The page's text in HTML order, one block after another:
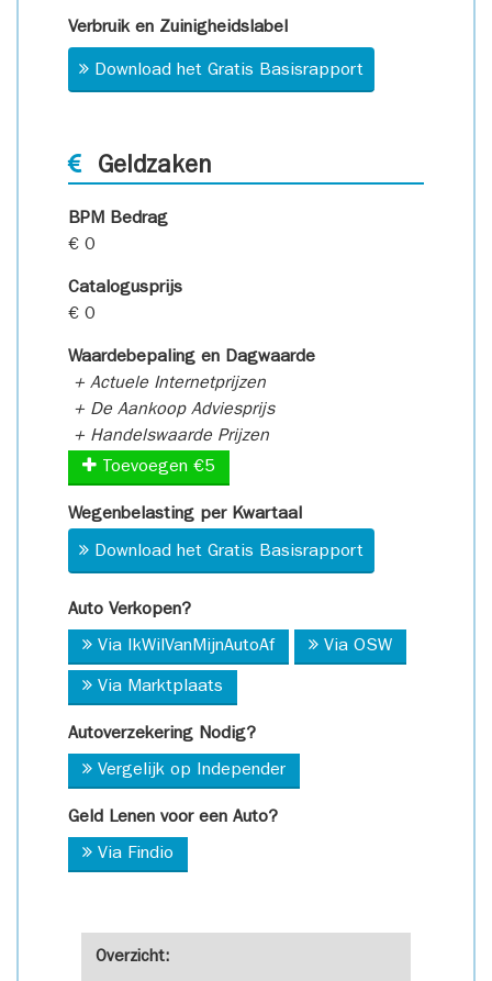
Overzicht:
Verbruik en Zuinigheidslabel
Download het Gratis Basisrapport
Geldzaken
BPM Bedrag
€ 0
Catalogusprijs
€ 0
Waardebepaling en Dagwaarde
+ Actuele Internetprijzen
+ De Aankoop Adviesprijs
+ Handelswaarde Prijzen
Toevoegen €5
Wegenbelasting per Kwartaal
Download het Gratis Basisrapport
Auto Verkopen?
Via IkWilVanMijnAutoAf Via OSW
Via Marktplaats
Autoverzekering Nodig?
Vergelijk op Independer
Geld Lenen voor een Auto?
Via Findio